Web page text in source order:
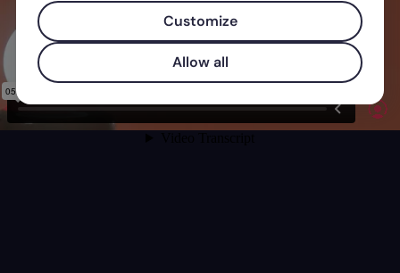
Customize
Allow all